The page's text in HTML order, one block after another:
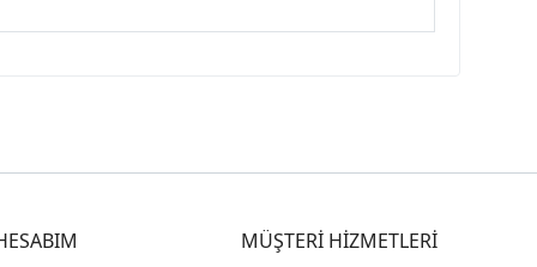
MÜŞTERİ HİZMETLERİ